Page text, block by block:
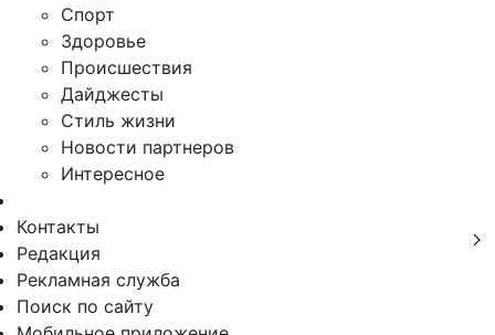
Спорт
Здоровье
Происшествия
Дайджесты
Стиль жизни
Новости партнеров
Интересное
Контакты
Редакция
Рекламная служба
Поиск по сайту